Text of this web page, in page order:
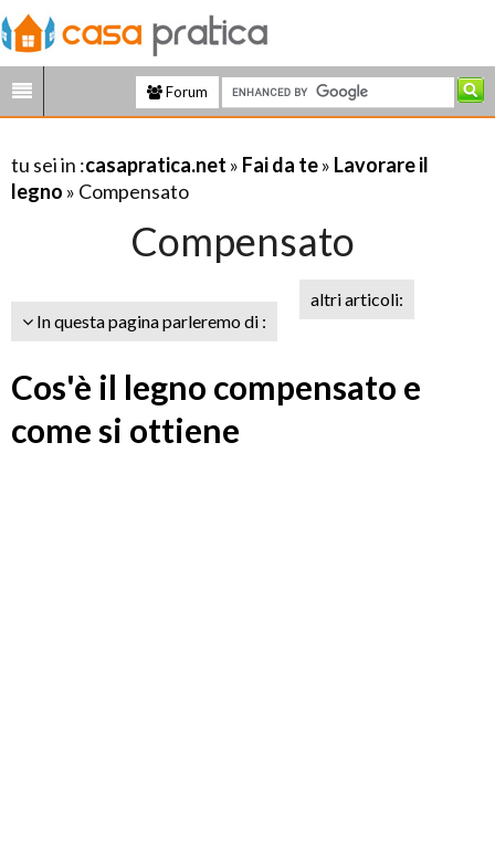
Forum
tu sei in :casapratica.net » Fai da te» Lavorare il
legno » Compensato
Compensato
In questa pagina parleremo di :
altri articoli:
Cos'è il legno compensato e
come si ottiene